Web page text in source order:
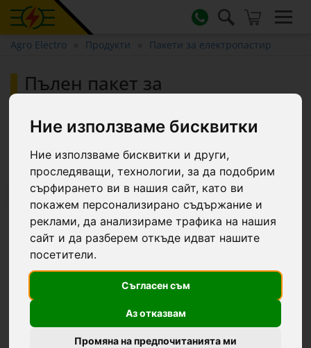
Ние използваме бисквитки
Ние използваме бисквитки и други,
проследяващи, технологии, за да подобрим
сърфирането ви в нашия сайт, като ви
покажем персонализирано съдържание и
реклами, да анализираме трафика на нашия
сайт и да разберем откъде идват нашите
посетители.
Съгласен съм
Аз отказвам
Промяна на предпочитанията ми
Agro Electro Продукти Пакети за електропастир
Пълен пакет за
джаула, за домашни животни
:: 5000 m
-12.1 €